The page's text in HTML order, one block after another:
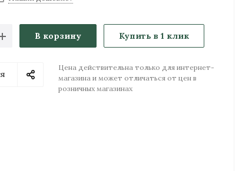
В корзину Купить в 1 клик
Цена действительна только для интернет-
магазина и может отличаться от цен в
розничных магазинах